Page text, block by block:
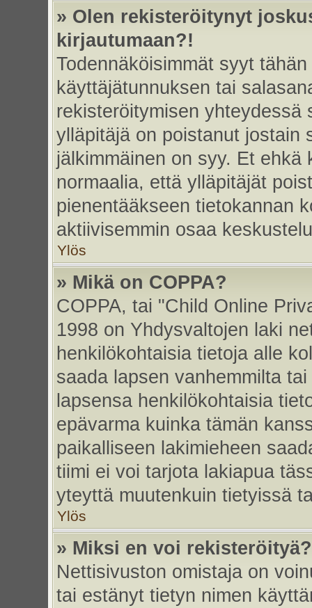
» Olen rekisteröitynyt
kirjautumaan?!
Todennäköisimmät syyt
käyttäjätunnuksen tai
rekisteröitymisen yhteydessä
ylläpitäjä on poistanut jostain
jälkimmäinen on syy. Et
normaalia, että ylläpitäjät
pienentääkseen tietokannan
aktiivisemmin osaa
Ylös
» Mikä on COPPA?
COPPA, tai "Child Online
1998 on Yhdysvaltojen laki
henkilökohtaisia tietoja alle
saada lapsen vanhemmilta
lapsensa henkilökohtaisia
epävarma kuinka tämän
paikalliseen lakimieheen
tiimi ei voi tarjota lakiapua
yteyttä muutenkuin tietyissä
Ylös
» Miksi en voi rekisteröityä?
Nettisivuston omistaja on
tai estänyt tietyn nimen